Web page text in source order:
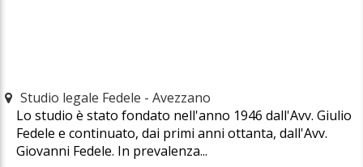
Studio legale Fedele - Avezzano
Lo studio è stato fondato nell'anno 1946 dall'Avv. Giulio
Fedele e continuato, dai primi anni ottanta, dall'Avv.
Giovanni Fedele. In prevalenza...